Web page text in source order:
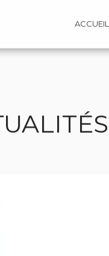
ACCUEIL